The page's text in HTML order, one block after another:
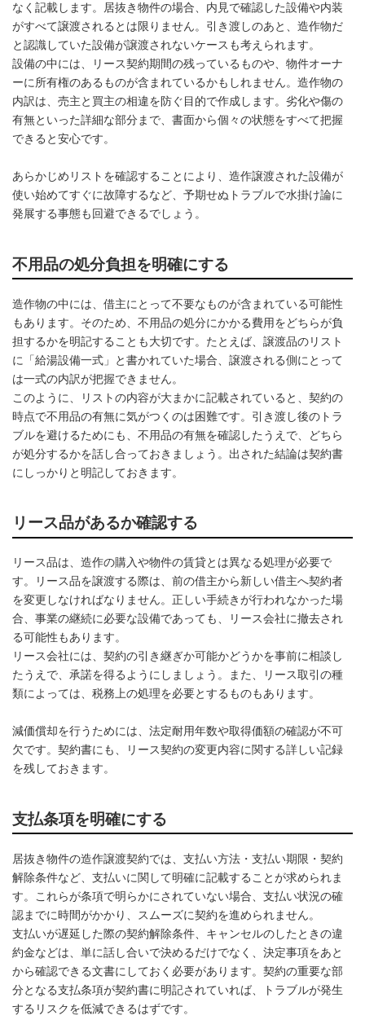
なく記載します。居抜き物件の場合、内見で確認した設備や内装
がすべて譲渡されるとは限りません。引き渡しのあと、造作物だ
と認識していた設備が譲渡されないケースも考えられます。
設備の中には、リース契約期間の残っているものや、物件オーナ
ーに所有権のあるものが含まれているかもしれません。造作物の
内訳は、売主と買主の相違を防ぐ目的で作成します。劣化や傷の
有無といった詳細な部分まで、書面から個々の状態をすべて把握
できると安心です。
あらかじめリストを確認することにより、造作譲渡された設備が
使い始めてすぐに故障するなど、予期せぬトラブルで水掛け論に
発展する事態も回避できるでしょう。
不用品の処分負担を明確にする
造作物の中には、借主にとって不要なものが含まれている可能性
もあります。そのため、不用品の処分にかかる費用をどちらが負
担するかを明記することも大切です。たとえば、譲渡品のリスト
に「給湯設備一式」と書かれていた場合、譲渡される側にとって
は一式の内訳が把握できません。
このように、リストの内容が大まかに記載されていると、契約の
時点で不用品の有無に気がつくのは困難です。引き渡し後のトラ
ブルを避けるためにも、不用品の有無を確認したうえで、どちら
が処分するかを話し合っておきましょう。出された結論は契約書
にしっかりと明記しておきます。
リース品があるか確認する
リース品は、造作の購入や物件の賃貸とは異なる処理が必要で
す。リース品を譲渡する際は、前の借主から新しい借主へ契約者
を変更しなければなりません。正しい手続きが行われなかった場
合、事業の継続に必要な設備であっても、リース会社に撤去され
る可能性もあります。
リース会社には、契約の引き継ぎか可能かどうかを事前に相談し
たうえで、承諾を得るようにしましょう。また、リース取引の種
類によっては、税務上の処理を必要とするものもあります。
減価償却を行うためには、法定耐用年数や取得価額の確認が不可
欠です。契約書にも、リース契約の変更内容に関する詳しい記録
を残しておきます。
支払条項を明確にする
居抜き物件の造作譲渡契約では、支払い方法・支払い期限・契約
解除条件など、支払いに関して明確に記載することが求められま
す。これらが条項で明らかにされていない場合、支払い状況の確
認までに時間がかかり、スムーズに契約を進められません。
支払いが遅延した際の契約解除条件、キャンセルのしたときの違
約金などは、単に話し合いで決めるだけでなく、決定事項をあと
から確認できる文書にしておく必要があります。契約の重要な部
分となる支払条項が契約書に明記されていれば、トラブルが発生
するリスクを低減できるはずです。